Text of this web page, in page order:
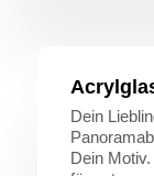
Dein
Dein